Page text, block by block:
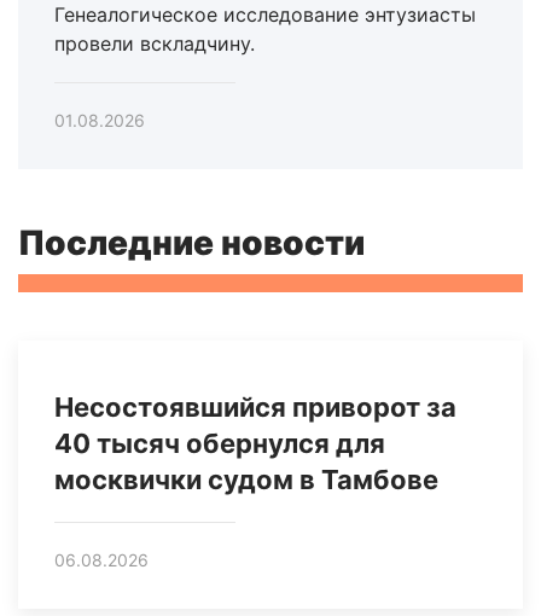
Генеалогическое исследование энтузиасты
провели вскладчину.
01.08.2026
Последние новости
Несостоявшийся приворот за
40 тысяч обернулся для
москвички судом в Тамбове
06.08.2026